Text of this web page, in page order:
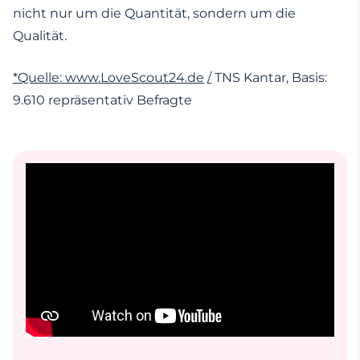
nicht nur um die Quantität, sondern um die
Qualität.
*Quelle: www.LoveScout24.de /TNS Kantar, Basis:
9.610 repräsentativ Befragte